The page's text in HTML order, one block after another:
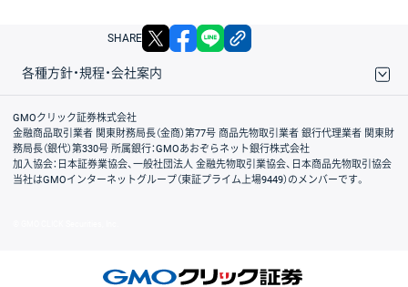
SHARE X facebook
各種方針・規程・会社案内
取引規程・約款
サイトマップ
その他のご案内
個人情報保護方針
最良執行方針
サイトのご利用について
ディスクレイマー
信託保全
リスク説明
会社案内
GMOクリック証券株式会社
金融商品取引業者 関東財務局長（金商）第77号 商品先物取引業者 銀行代理業者 関東財
務局長（銀代）第330号 所属銀行：GMOあおぞらネット銀行株式会社
加入協会：日本証券業協会、一般社団法人 金融先物取引業協会、日本商品先物取引協会
当社はGMOインターネットグループ（東証プライム上場9449）のメンバーです。